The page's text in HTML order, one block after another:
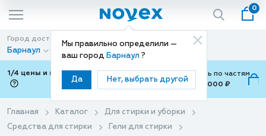
Мы правильно определили —
ваш город Барнаул ?
Да Нет, выбрать другой
0
Город доставки
Барнаул
Способ доставки
Доставка
1/4 цены и покупки ваши с Подели
Можно оплатить по частям
от 700 ₽ до 15,000 ₽
Главная Каталог
Для стирки и уборки
Средства для стирки
Гели для стирки